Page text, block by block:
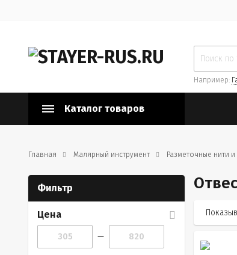
Например:
Каталог товаров
Главная Малярный инструмент Разметочные нити и
Фильтр
Цена
—